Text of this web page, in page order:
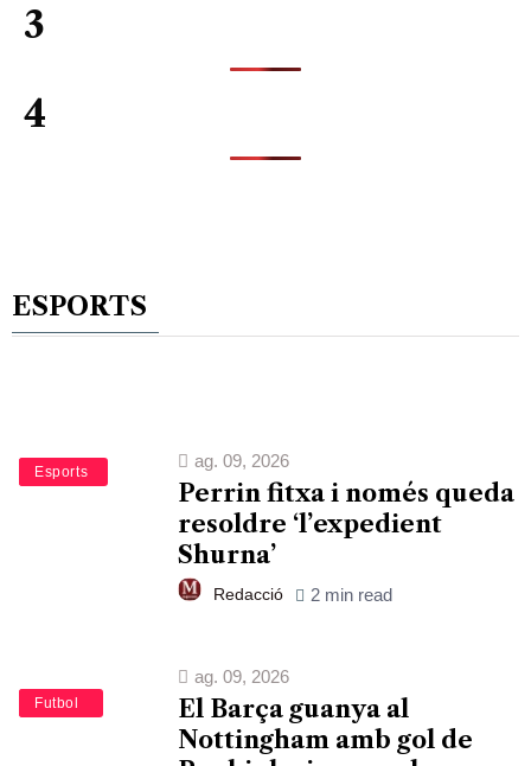
3
4
ESPORTS
Bàsquet
Esports
ag. 09, 2026
Perrin fitxa i només queda
resoldre ‘l’expedient
Shurna’
Redacció 2 min read
Esports
Futbol
ag. 09, 2026
El Barça guanya al
Nottingham amb gol de